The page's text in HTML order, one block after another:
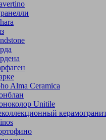
Alma Ceramica
Unitile